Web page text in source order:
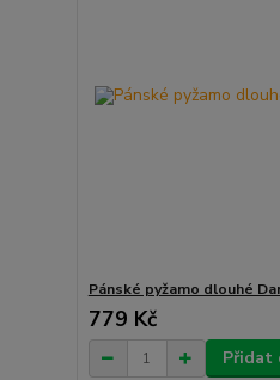
Pánské pyžamo dlouhé
779 Kč
Přidat